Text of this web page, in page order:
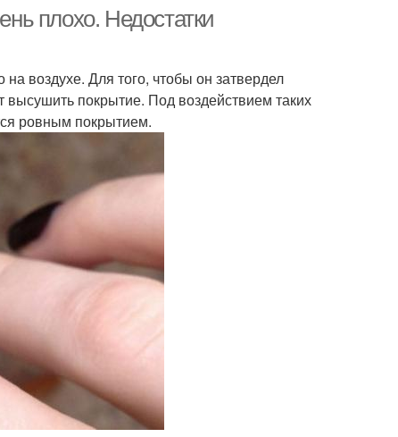
плохо. Недостатки
воздухе. Для того, чтобы он затвердел
высушить покрытие. Под воздействием таких
ровным покрытием.